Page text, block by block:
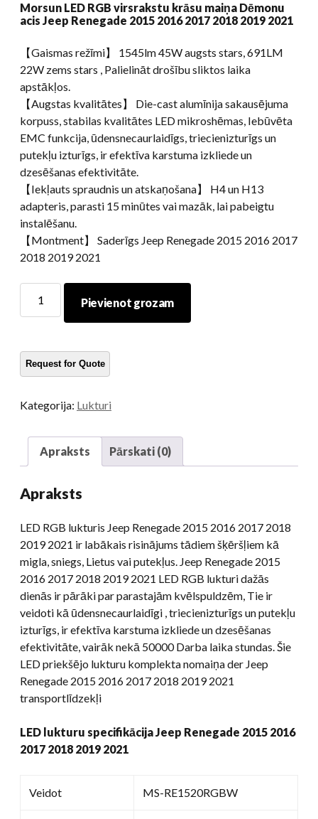
Morsun LED RGB virsrakstu krāsu maiņa Dēmonu
acis Jeep Renegade 2015 2016 2017 2018 2019 2021
【Gaismas režīmi】 1545lm 45W augsts stars, 691LM
22W zems stars , Palielināt drošību sliktos laika
apstākļos.
【Augstas kvalitātes】 Die-cast alumīnija sakausējuma
korpuss, stabilas kvalitātes LED mikroshēmas, Iebūvēta
EMC funkcija, ūdensnecaurlaidīgs, triecienizturīgs un
putekļu izturīgs, ir efektīva karstuma izkliede un
dzesēšanas efektivitāte.
【Iekļauts spraudnis un atskaņošana】 H4 un H13
adapteris, parasti 15 minūtes vai mazāk, lai pabeigtu
instalēšanu.
【Montment】 Saderīgs Jeep Renegade 2015 2016 2017
2018 2019 2021
LED
krāsu
maiņa
acis
Renegade
2017
2019
2021
daudzums
Pievienot grozam
Kategorija: Lukturi
Apraksts Pārskati (0)
Apraksts
LED RGB lukturis Jeep Renegade 2015 2016 2017 2018
2019 2021 ir labākais risinājums tādiem šķēršļiem kā
migla, sniegs, Lietus vai putekļus. Jeep Renegade 2015
2016 2017 2018 2019 2021 LED RGB lukturi dažās
dienās ir pārāki par parastajām kvēlspuldzēm, Tie ir
veidoti kā ūdensnecaurlaidīgi , triecienizturīgs un putekļu
izturīgs, ir efektīva karstuma izkliede un dzesēšanas
efektivitāte, vairāk nekā 50000 Darba laika stundas. Šie
LED priekšējo lukturu komplekta nomaiņa der Jeep
Renegade 2015 2016 2017 2018 2019 2021
transportlīdzekļi
LED lukturu specifikācija Jeep Renegade 2015 2016
2017 2018 2019 2021
Veidot MS-RE1520RGBW